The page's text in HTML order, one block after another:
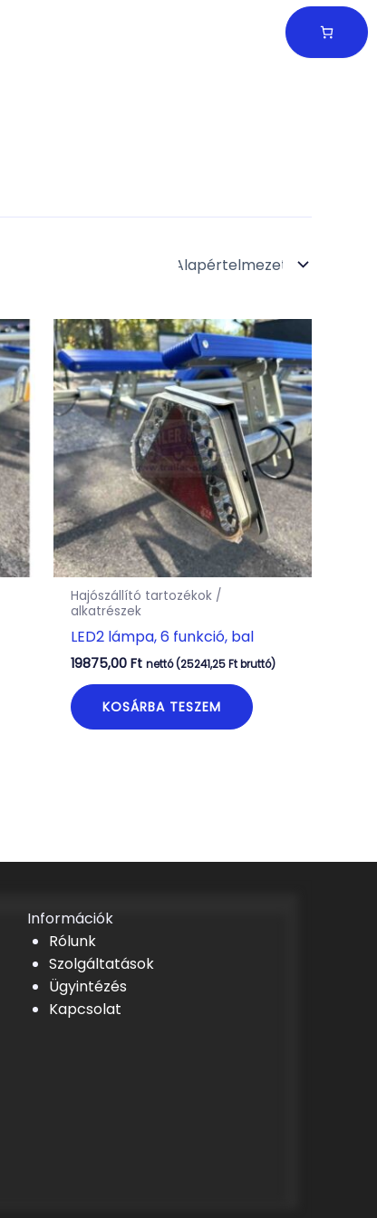
Hajószállító tartozékok /
alkatrészek
LED2 lámpa, 6 funkció, bal
19875,00Ft nettó (25241,25 Ft bruttó)
KOSÁRBA TESZEM
Információk
Rólunk
Szolgáltatások
Ügyintézés
Kapcsolat